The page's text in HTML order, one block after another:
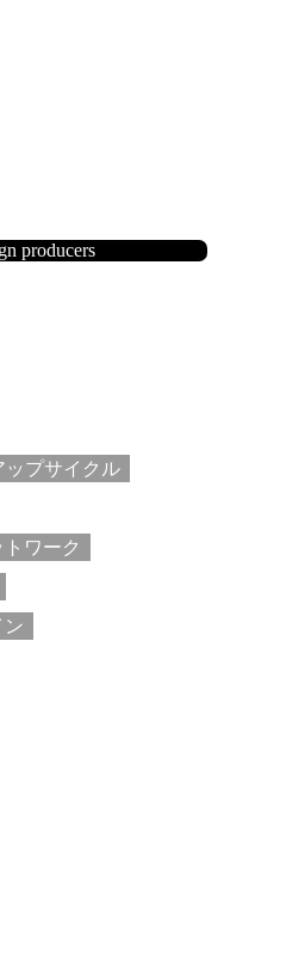
producers
ップサイクル
ワーク
ン